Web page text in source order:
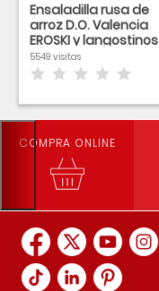
Ensaladilla rusa de
arroz D.O. Valencia
EROSKI y langostinos
con vinagreta
guarnecida
5549 visitas
COMPRA ONLINE